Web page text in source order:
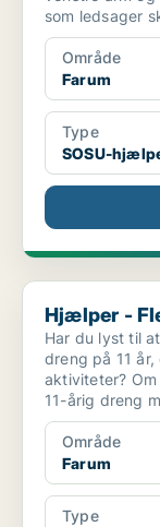
som ledsager
Område
Farum
Type
SOSU-
Hjælper - Flexjob,
Hjælper -
Har du lyst til
dreng på 11
aktiviteter?
11-årig dreng
Område
Farum
Type